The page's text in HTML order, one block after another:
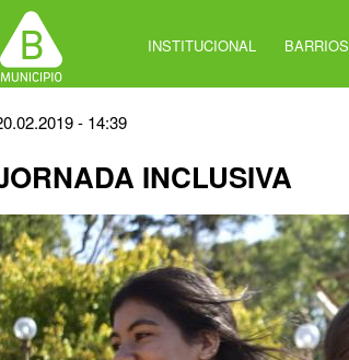
INSTITUCIONAL BARRIOS
- 14:39
INCLUSIVA